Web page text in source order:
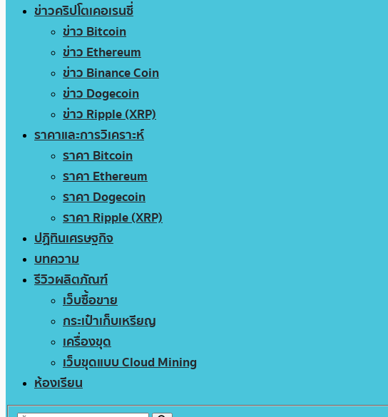
ข่าวคริปโตเคอเรนซี่
ข่าว Bitcoin
ข่าว Ethereum
ข่าว Binance Coin
ข่าว Dogecoin
ข่าว Ripple (XRP)
ราคาและการวิเคราะห์
ราคา Bitcoin
ราคา Ethereum
ราคา Dogecoin
ราคา Ripple (XRP)
ปฏิทินเศรษฐกิจ
บทความ
รีวิวผลิตภัณฑ์
เว็บซื้อขาย
กระเป๋าเก็บเหรียญ
เครื่องขุด
เว็บขุดแบบ Cloud Mining
ห้องเรียน